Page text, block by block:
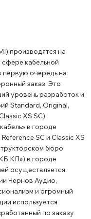
производятся на
кабельной
первую очередь на
заказ. Это
уровень разработок и
Standard, Original,
XS SC)
в городе
SC и Classic XS
бюро
КП») в городе
осуществляется
Чернов Аудио,
и огромный
используется
по заказу